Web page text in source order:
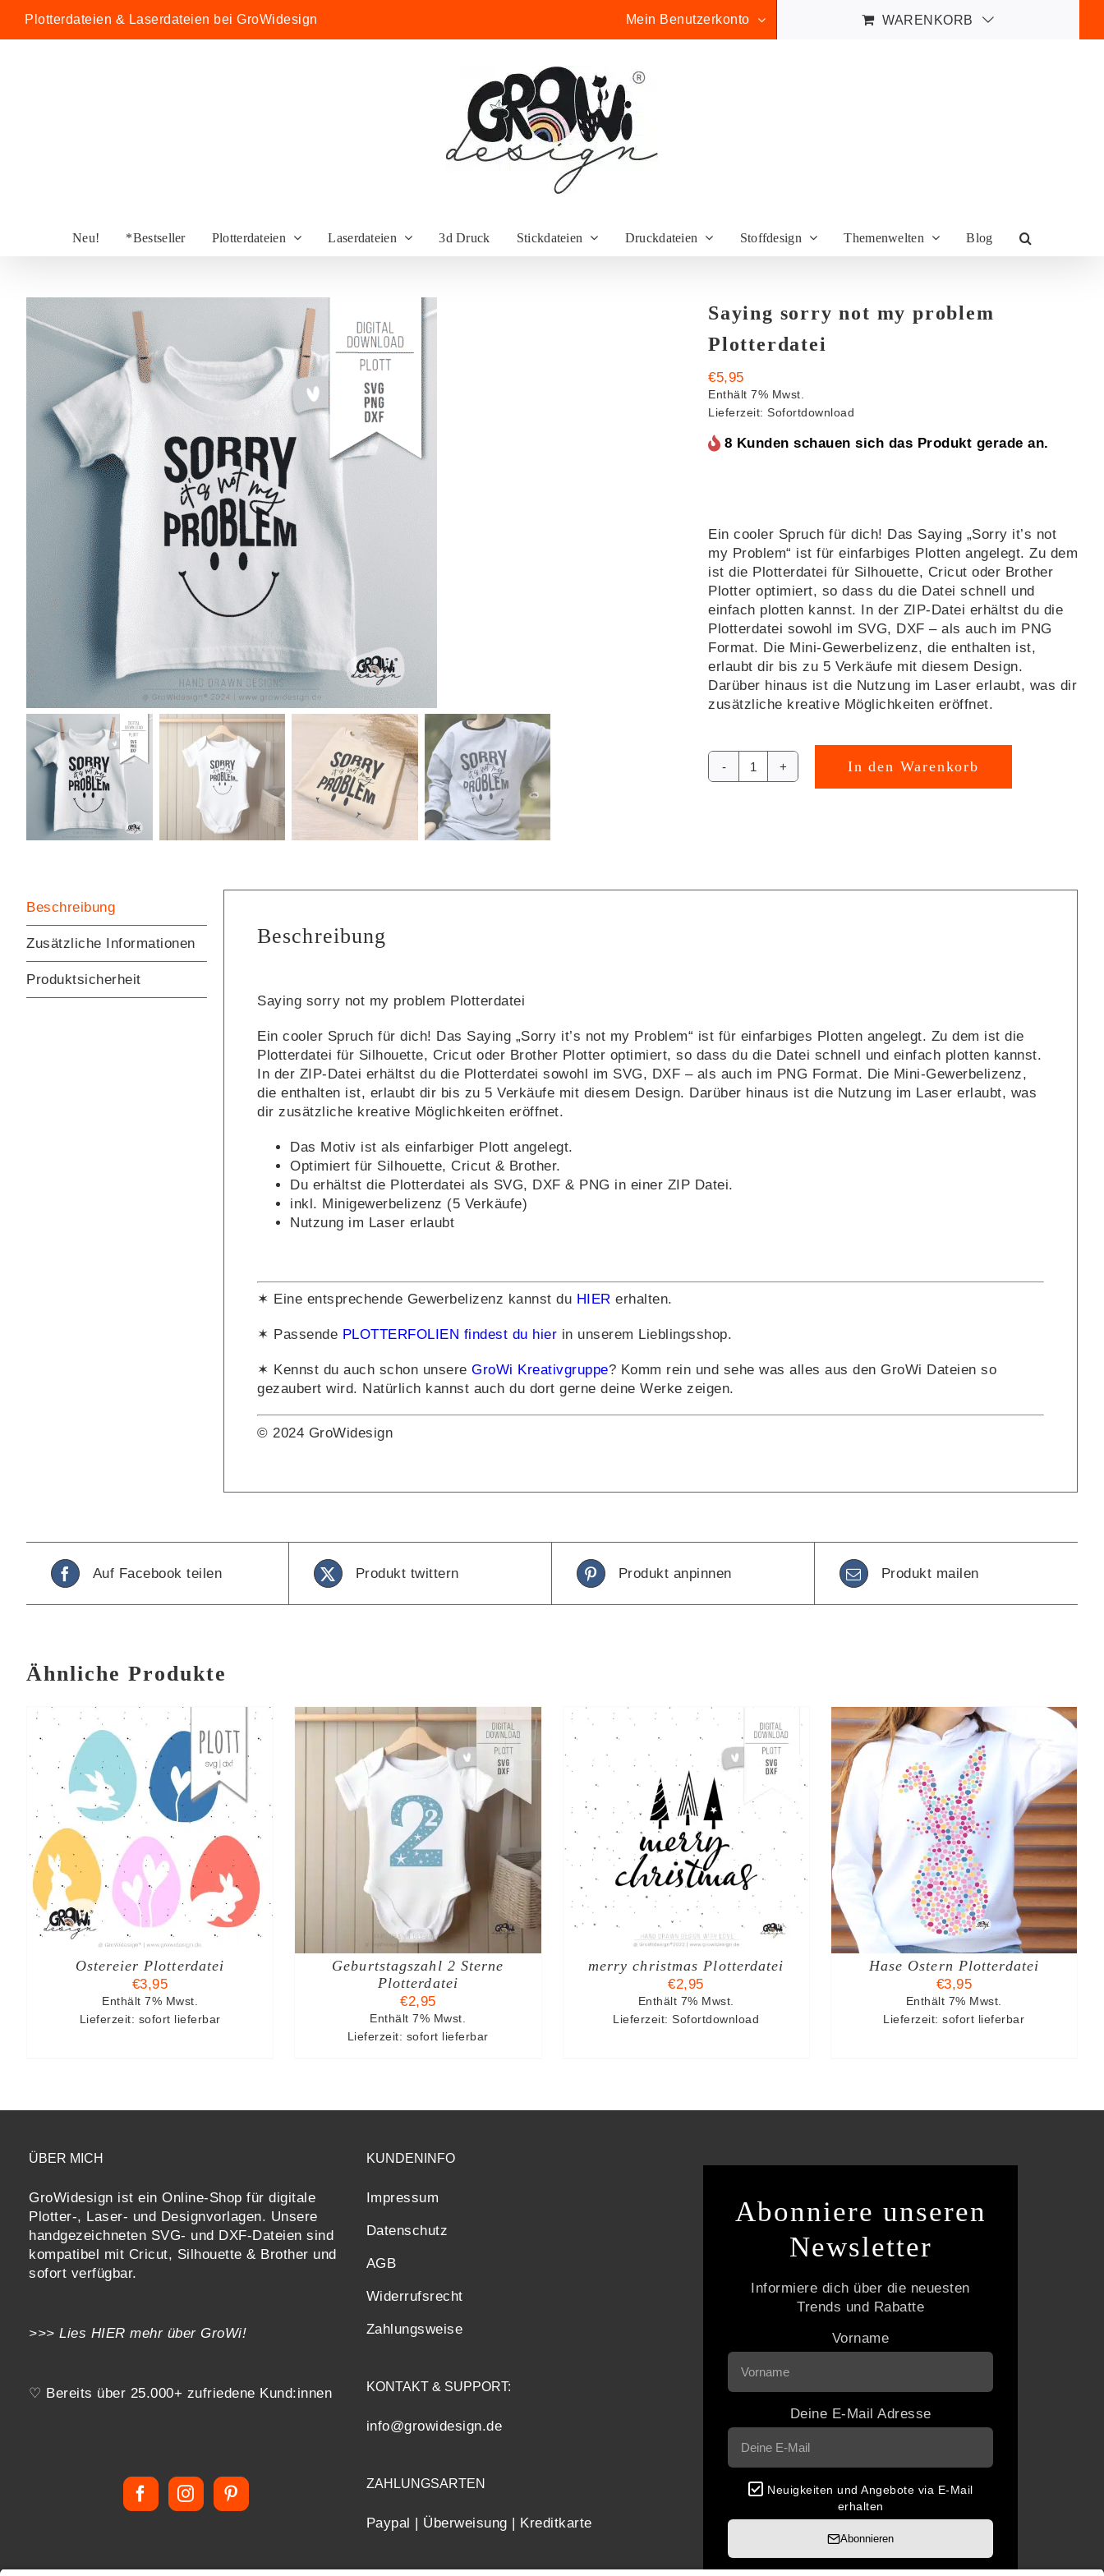
Inhalt
Plotterdateien & Laserdateien bei GroWidesign Mein Benutzerkonto WARENKORB
Neu! *Bestseller Plotterdateien Laserdateien 3d Druck Stickdateien Druckdateien Stoffdesign Themenwelten Blog
Saying sorry not my problem
Plotterdatei
€5,95
Enthält 7% Mwst.
Lieferzeit: Sofortdownload
8 Kunden schauen sich das Produkt gerade an.
Ein cooler Spruch für dich! Das Saying „Sorry it’s not
my Problem“ ist für einfarbiges Plotten angelegt. Zu dem
ist die Plotterdatei für Silhouette, Cricut oder Brother
Plotter optimiert, so dass du die Datei schnell und
einfach plotten kannst. In der ZIP-Datei erhältst du die
Plotterdatei sowohl im SVG, DXF – als auch im PNG
Format. Die Mini-Gewerbelizenz, die enthalten ist,
erlaubt dir bis zu 5 Verkäufe mit diesem Design.
Darüber hinaus ist die Nutzung im Laser erlaubt, was dir
zusätzliche kreative Möglichkeiten eröffnet.
Saying
[Digital]
In den Warenkorb
Alternative:
Beschreibung
Zusätzliche Informationen
Produktsicherheit
Beschreibung
Saying sorry not my problem Plotterdatei
Ein cooler Spruch für dich! Das Saying „Sorry it’s not my Problem“ ist für einfarbiges Plotten angelegt. Zu dem ist die
Plotterdatei für Silhouette, Cricut oder Brother Plotter optimiert, so dass du die Datei schnell und einfach plotten kannst.
In der ZIP-Datei erhältst du die Plotterdatei sowohl im SVG, DXF – als auch im PNG Format. Die Mini-Gewerbelizenz,
die enthalten ist, erlaubt dir bis zu 5 Verkäufe mit diesem Design. Darüber hinaus ist die Nutzung im Laser erlaubt, was
dir zusätzliche kreative Möglichkeiten eröffnet.
Das Motiv ist als einfarbiger Plott angelegt.
Optimiert für Silhouette, Cricut & Brother.
Du erhältst die Plotterdatei als SVG, DXF & PNG in einer ZIP Datei.
inkl. Minigewerbelizenz (5 Verkäufe)
Nutzung im Laser erlaubt
✶ Eine entsprechende Gewerbelizenz kannst du HIER erhalten.
✶ Passende PLOTTERFOLIEN findest du hier in unserem Lieblingsshop.
✶ Kennst du auch schon unsere GroWi Kreativgruppe? Komm rein und sehe was alles aus den GroWi Dateien so
gezaubert wird. Natürlich kannst auch du dort gerne deine Werke zeigen.
© 2024 GroWidesign
Auf Facebook teilen Produkt twittern Produkt anpinnen Produkt mailen
Ähnliche Produkte
Ostereier Plotterdatei
€3,95
Enthält 7% Mwst.
Lieferzeit: sofort lieferbar
IN DEN WARENKORB
DETAILS
Geburtstagszahl 2 Sterne
Plotterdatei
€2,95
Enthält 7% Mwst.
Lieferzeit: sofort lieferbar
IN DEN WARENKORB
DETAILS
merry christmas Plotterdatei
€2,95
Enthält 7% Mwst.
Lieferzeit: Sofortdownload
IN DEN WARENKORB
DETAILS
Hase Ostern Plotterdatei
€3,95
Enthält 7% Mwst.
Lieferzeit: sofort lieferbar
ÜBER MICH
GroWidesign ist ein Online-Shop für digitale
Plotter-, Laser- und Designvorlagen. Unsere
handgezeichneten SVG- und DXF-Dateien sind
kompatibel mit Cricut, Silhouette & Brother und
sofort verfügbar.
>>> Lies HIER mehr über GroWi!
♡ Bereits über 25.000+ zufriedene Kund:innen
KUNDENINFO
Impressum
Datenschutz
AGB
Widerrufsrecht
Zahlungsweise
KONTAKT & SUPPORT:
info@growidesign.de
ZAHLUNGSARTEN
Paypal | Überweisung | Kreditkarte
Abonniere unseren
Newsletter
Informiere dich über die neuesten
Trends und Rabatte
Vorname
Deine E-Mail Adresse
Neuigkeiten und Angebote via E-Mail
erhalten
Abonnieren